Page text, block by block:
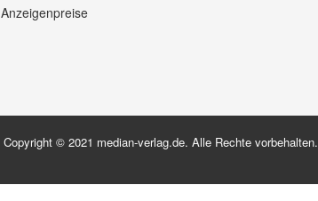
Anzeigenpreise
Copyright © 2021 median-verlag.de. Alle Rechte vorbehalten.